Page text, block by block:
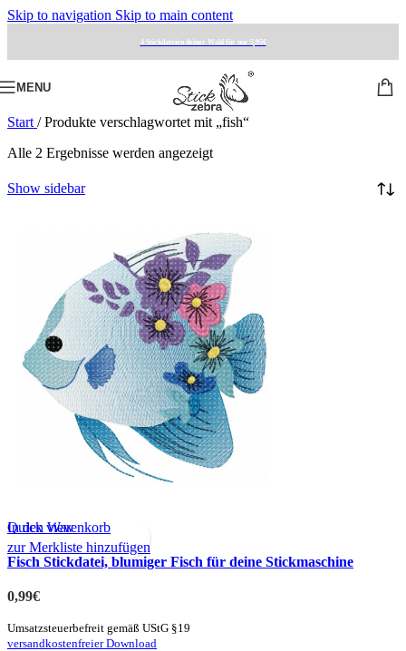
Skip to navigation Skip to main content
4 Stickdateien deiner Wahl für nur 5,95€
MENU
Start / Produkte verschlagwortet mit „fish“
Alle 2 Ergebnisse werden angezeigt
Show sidebar
Quick view
zur Merkliste hinzufügen
In den Warenkorb
Fisch Stickdatei, blumiger Fisch für deine Stickmaschine
0,99€
Umsatzsteuerbefreit gemäß UStG §19
versandkostenfreier Download